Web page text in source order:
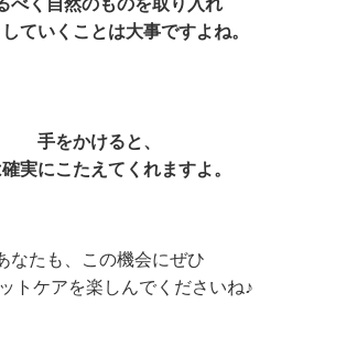
ていくことは大事ですよね。
手をかけると、
実にこたえてくれますよ。
なたも、この機会にぜひ
トケアを楽しんでくださいね♪